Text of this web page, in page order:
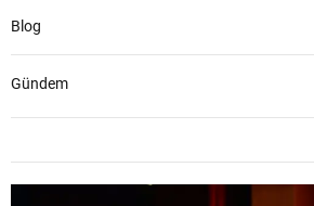
Blog
Gündem